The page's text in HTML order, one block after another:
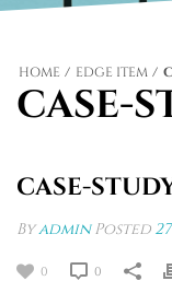
HOME / EDGE ITEM /
CASE-
CASE-
Byadmin Posted
0 0